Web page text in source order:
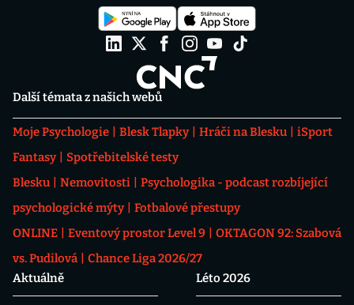
Další témata z našich webů
Moje Psychologie Blesk Tlapky Hráči na Blesku
iSport
Fantasy
Spotřebitelské testy
Blesku
Nemovitosti
Psychologika - podcast rozbíjející
psychologické mýty
Fotbalové přestupy
ONLINE
Eventový prostor Level 9
OKTAGON 92: Szabová
vs. Pudilová
Chance Liga 2026/27
Aktuálně
Léto 2026